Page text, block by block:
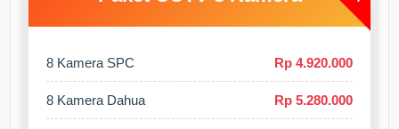
8 Kamera SPC Rp 4.920.000
8 Kamera Dahua Rp 5.280.000